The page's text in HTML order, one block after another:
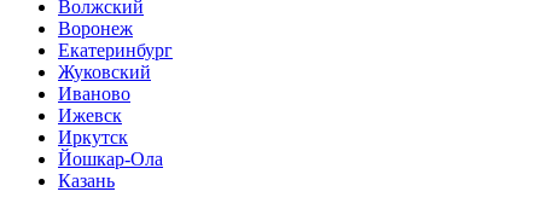
Волжский
Воронеж
Екатеринбург
Жуковский
Иваново
Ижевск
Иркутск
Йошкар-Ола
Казань